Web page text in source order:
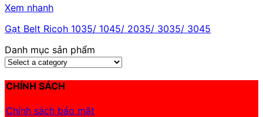
Xem nhanh
Gạt Belt Ricoh 1035/ 1045/ 2035/ 3035/ 3045
Danh mục sản phẩm
CHÍNH SÁCH
Chính sách bảo mật